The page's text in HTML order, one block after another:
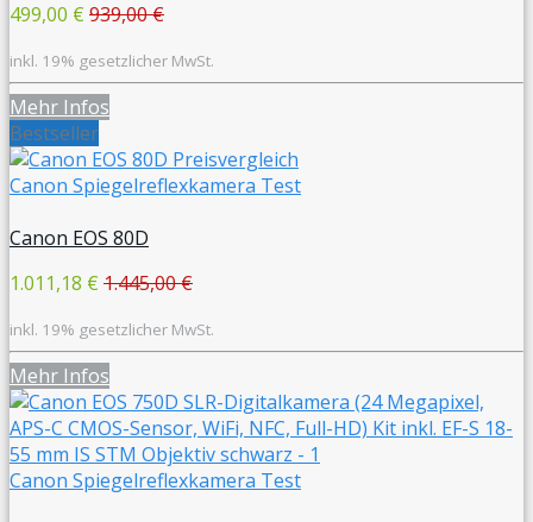
499,00 € 939,00 €
inkl. 19% gesetzlicher MwSt.
Mehr Infos
Bestseller
Canon Spiegelreflexkamera Test
Canon EOS 80D
1.011,18 € 1.445,00 €
inkl. 19% gesetzlicher MwSt.
Mehr Infos
Canon Spiegelreflexkamera Test